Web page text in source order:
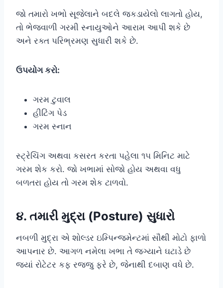
જો તમારો ખભો સૂજેલાને બદલે જકડાયેલો લાગતો હોય,
તો ભેજવાળી ગરમી સ્નાયુઓને આરામ આપી શકે છે
અને રક્ત પરિભ્રમણ સુધારી શકે છે.
ઉપયોગ કરો:
ગરમ ટુવાલ
હીટિંગ પેડ
ગરમ સ્નાન
સ્ટ્રેચિંગ અથવા કસરત કરતા પહેલા ૧૫ મિનિટ માટે
ગરમ શેક કરો. જો ખભામાં સોજો હોય અથવા વધુ
બળતરા હોય તો ગરમ શેક ટાળવો.
૪. તમારી મુદ્રા (Posture) સુધારો
નબળી મુદ્રા એ શોલ્ડર ઇમ્પિન્જમેન્ટમાં સૌથી મોટો ફાળો
આપનાર છે. આગળ નમેલા ખભા તે જગ્યાને ઘટાડે છે
જ્યાં રોટેટર કફ રજ્જુ ફરે છે, જેનાથી દબાણ વધે છે.